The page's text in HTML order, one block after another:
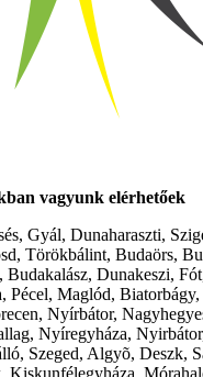
vagyunk elérhetőek
Gyál, Dunaharaszti,
Törökbálint, Budaörs,
Dunakeszi,
Pécel, Maglód,
Nyírbátor,
Nyíregyháza,
Szeged, Algyõ, Deszk,